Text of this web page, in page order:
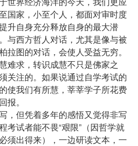
国家，小至个人，都面对审时度
升自身充分释放自身的最大潜
与西方哲人对话，尤其是像与被
拉图的对话，会使人受益无穷。
难求，转识成慧不只是佛家之
关注的。如果说通过自学考试的
使我们有所慧，莘莘学子所花费
报。
但凭着多年的感悟又觉得非写
考试者能不畏“艰限”（因哲学就
须出得来），一边研读文本，一